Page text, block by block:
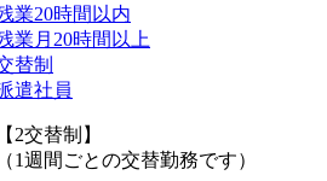
業20時間以内
業月20時間以上
替制
遣社員
【2交替制】
（1週間ごとの交替勤務です）